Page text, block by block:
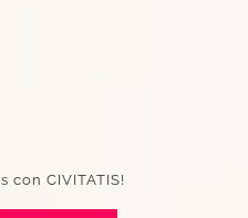
con CIVITATIS!